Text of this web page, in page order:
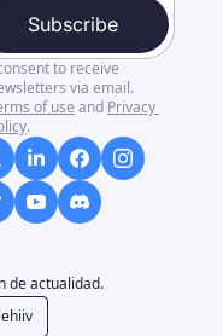
Subscribe
to receive
via email.
of use and Privacy
.
de actualidad.